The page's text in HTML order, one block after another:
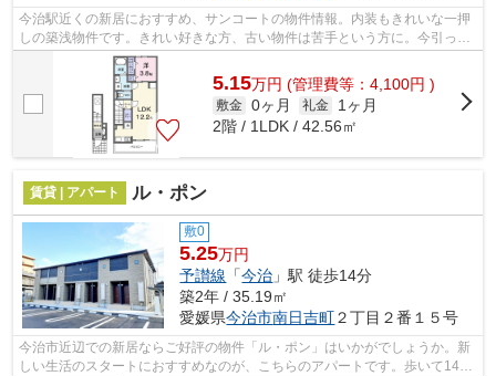
今治駅近くの新居におすすめ、サンコートの物件情報。内装もきれいな一押
しの築浅物件です。きれい好きな方、古い物件は苦手という方に。今引っ越
しをお考えの方におすすめなのが、こ...
5.15万円 (管理費等：4,100円 )
敷金 0ヶ月 礼金
1ヶ月
2階 / 1LDK / 42.56㎡
賃貸 | アパート ル・ポン
敷0
5.25万円
予讃線 「今治 」駅 徒歩14分
築2年 / 35.19㎡
愛媛県今治市南日吉町２丁目２番１５号
今治市近辺での新居ならご好評の物件「ル・ポン」はいかがでしょうか。新
しい生活のスタートにおすすめなのが、こちらのアパートです。歩いて14分